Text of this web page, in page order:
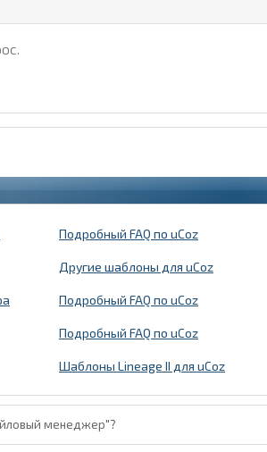
Подробный FAQ по uCoz
Другие шаблоны для uCoz
Подробный FAQ по uCoz
Подробный FAQ по uCoz
Шаблоны Lineage II для uCoz
менеджер"?